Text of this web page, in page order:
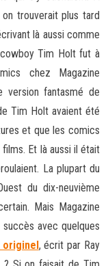
trouverait plus tard
là aussi comme
Tim Holt fut à
chez Magazine
version fantasmé de
Tim Holt avaient été
et que les comics
Et là aussi il était
La plupart du
du dix-neuvième
Mais Magazine
avec quelques
originel, écrit par Ray